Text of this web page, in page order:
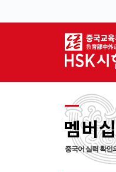
중국어 실력 확인